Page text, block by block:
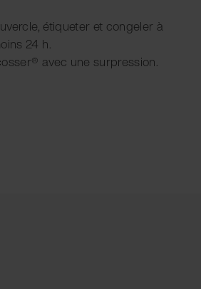
étiqueter et congeler à
24 h.
avec une surpression.